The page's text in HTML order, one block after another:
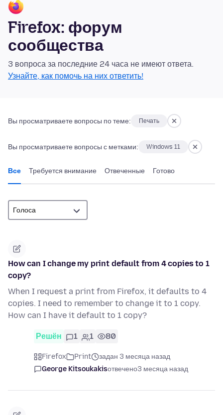
Firefox: форум
сообщества
3 вопроса за последние 24 часа не имеют ответа.
Узнайте, как помочь на них ответить!
Вы просматриваете вопросы по теме: Печать
Вы просматриваете вопросы с метками: Windows 11
Все Требуется внимание Отвеченные Готово
How can I change my print default from 4 copies to 1
copy?
When I request a print from Firefox, it defaults to 4
copies. I need to remember to change it to 1 copy.
How can I have it default to 1 copy?
Решён 1 1 80
Firefox Print
задан 3 месяца назад
George Kitsoukakisотвечено3 месяца назад